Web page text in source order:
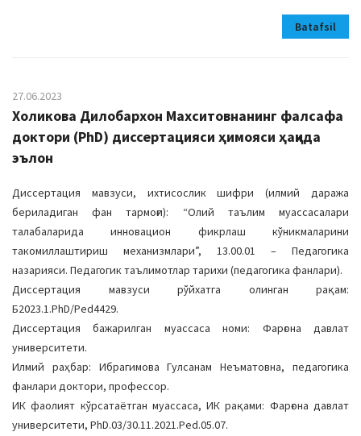
Batafsil
27.06.2023
Холикова Дилобархон Махситовнанинг фалсафа
доктори (PhD) диссертацияси ҳимояси ҳақида
эълон
Диссертация мавзуси, ихтисослик шифри (илмий даража
бериладиган фан тармоғи): “Олий таълим муассасалари
талабаларида инновацион фикрлаш кўникмаларини
такомиллаштириш механизмлари”, 13.00.01 – Педагогика
назарияси. Педагогик таълимотлар тарихи (педагогика фанлари).
Диссертация мавзуси рўйхатга олинган рақам:
Б2023.1.PhD/Ped4429.
Диссертация бажарилган муассаса номи: Фарғона давлат
университети.
Илмий раҳбар: Ибрагимова Гулсанам Неъматовна, педагогика
фанлари доктори, профессор.
ИК фаолият кўрсатаётган муассаса, ИК рақами: Фарғона давлат
университети, PhD.03/30.11.2021.Ped.05.07.